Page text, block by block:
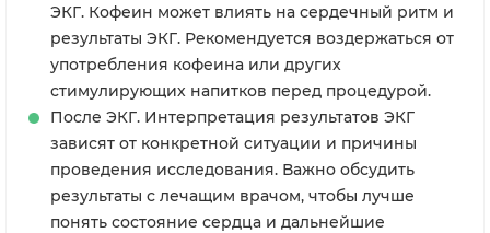
ЭКГ. Кофеин может влиять на сердечный ритм и
результаты ЭКГ. Рекомендуется воздержаться от
употребления кофеина или других
стимулирующих напитков перед процедурой.
После ЭКГ. Интерпретация результатов ЭКГ
зависят от конкретной ситуации и причины
проведения исследования. Важно обсудить
результаты с лечащим врачом, чтобы лучше
понять состояние сердца и дальнейшие